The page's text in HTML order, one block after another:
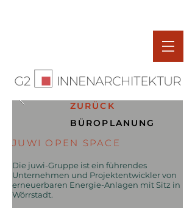
ZURÜCK
BÜROPLANUNG
JUWI OPEN SPACE
Die juwi-Gruppe ist ein führendes
Unternehmen und Projektentwickler von
erneuerbaren Energie-Anlagen mit Sitz in
Wörrstadt.